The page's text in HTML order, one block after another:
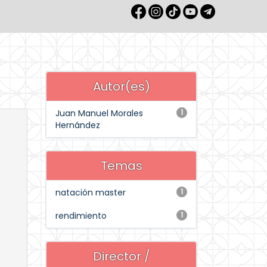
Autor(es)
1
Juan Manuel Morales
Hernández
Temas
1
natación master
1
rendimiento
Director /